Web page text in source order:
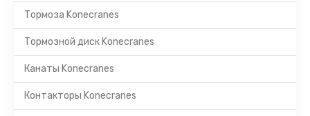
Тормоза Konecranes
Тормозной диск Konecranes
Канаты Konecranes
Контакторы Konecranes